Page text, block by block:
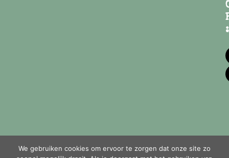
:
We gebruiken cookies om ervoor te zorgen dat onze site zo